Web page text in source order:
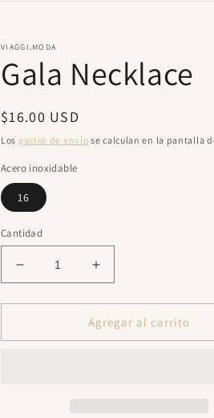
VIAGGI.MODA
Gala Necklace
Precio
habitual
$16.00 USD
Los gastos de envío se calculan en la pantalla
Acero inoxidable
16
Cantidad
Reducir
cantidad
para
Necklace
Aumentar
cantidad
para
Gala
Necklace
Agregar al carrito